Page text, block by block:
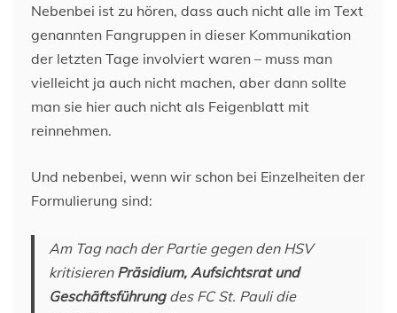
Nebenbei ist zu hören, dass auch nicht alle im Text
genannten Fangruppen in dieser Kommunikation
der letzten Tage involviert waren – muss man
vielleicht ja auch nicht machen, aber dann sollte
man sie hier auch nicht als Feigenblatt mit
reinnehmen.
Und nebenbei, wenn wir schon bei Einzelheiten der
Formulierung sind:
Am Tag nach der Partie gegen den HSV
kritisieren Präsidium, Aufsichtsrat und
Geschäftsführungdes FC St. Pauli die